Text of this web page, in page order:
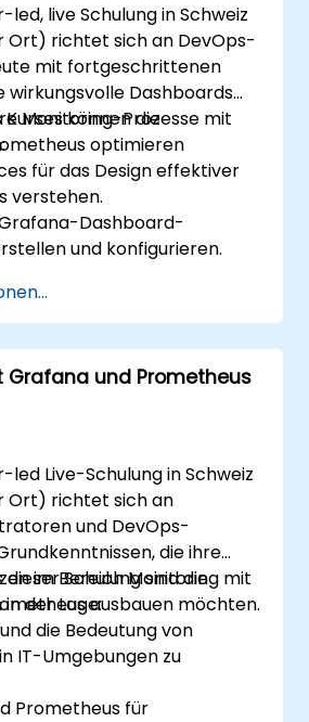
live Schulung in Schweiz
Ort) richtet sich an DevOps-
mit fortgeschrittenen
wirkungsvolle Dashboards
Monitoring-Prozesse mit
optimieren
Kurses können die
für das Design effektiver
verstehen.
Dashboard-
und konfigurieren.
Dashboards nutzen.
implementieren,
Awareness zu steigern.
Grafana und Prometheus
Live-Schulung in Schweiz
Ort) richtet sich an
und DevOps-
die ihre
im Bereich Monitoring mit
ausbauen möchten.
dieser Schulung sind die
der Lage:
die Bedeutung von
IT-Umgebungen zu
Prometheus für